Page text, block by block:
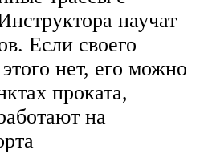
научат
Если своего
нет, его можно
проката,
на